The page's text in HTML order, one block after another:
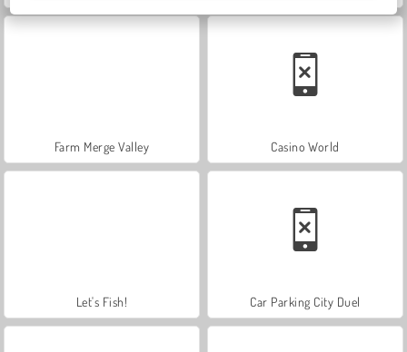
Farm Merge Valley Casino World
Let's Fish! Car Parking City Duel